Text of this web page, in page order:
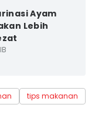
Ayam
Lebih
tips makanan